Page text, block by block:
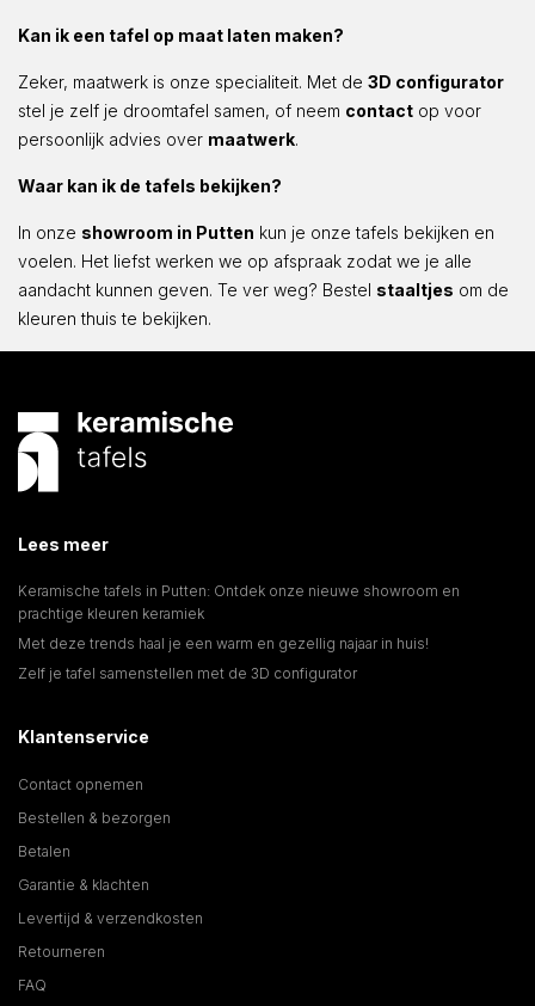
Kan ik een tafel op maat laten maken?
Zeker, maatwerk is onze specialiteit. Met de 3D configurator
stel je zelf je droomtafel samen, of neem contact op voor
persoonlijk advies over maatwerk.
Waar kan ik de tafels bekijken?
In onze showroom in Putten kun je onze tafels bekijken en
voelen. Het liefst werken we op afspraak zodat we je alle
aandacht kunnen geven. Te ver weg? Bestel staaltjes om de
kleuren thuis te bekijken.
Lees meer
Keramische tafels in Putten: Ontdek onze nieuwe showroom en
prachtige kleuren keramiek
Met deze trends haal je een warm en gezellig najaar in huis!
Zelf je tafel samenstellen met de 3D configurator
Klantenservice
Contact opnemen
Bestellen & bezorgen
Betalen
Garantie & klachten
Levertijd & verzendkosten
Retourneren
FAQ